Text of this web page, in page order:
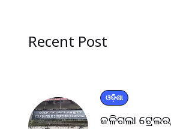
Recent Post
ଓଡ଼ିଶା
ଜଳିଗଲା ଟ୍ରେଲର,